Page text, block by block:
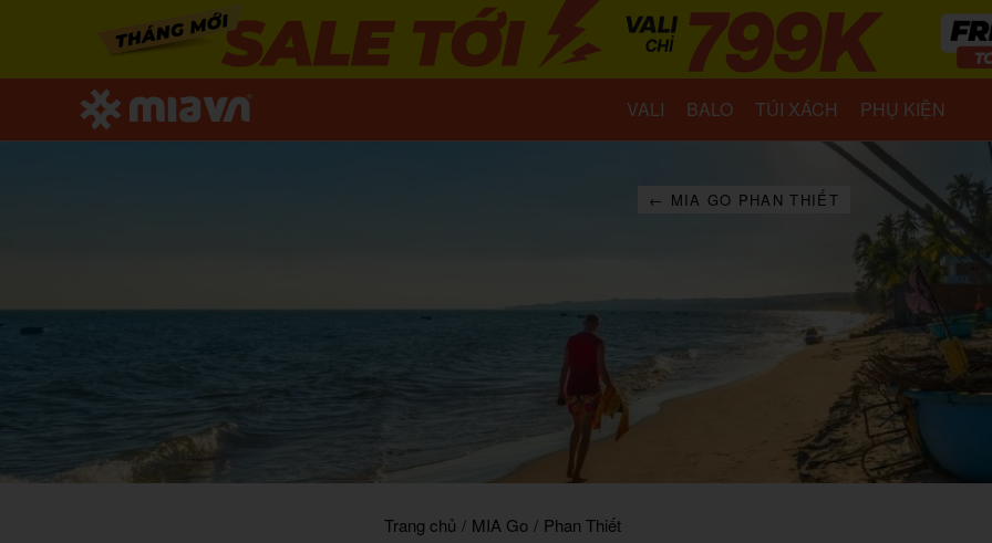
VALI BALO TÚI XÁCH PHỤ KIỆN
← MIA GO PHAN THIẾT
Trang chủ / MIA Go / Phan Thiết